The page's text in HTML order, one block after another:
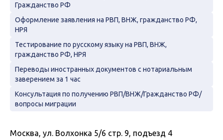
Гражданство РФ
Оформление заявления на РВП, ВНЖ, гражданство РФ,
НРЯ
Тестирование по русскому языку на РВП, ВНЖ,
гражданство РФ, НРЯ
Переводы иностранных документов с нотариальным
заверением за 1 час
Консультация по получению РВП/ВНЖ/Гражданство РФ/
вопросы миграции
Москва, ул. Волхонка 5/6 стр. 9, подъезд 4